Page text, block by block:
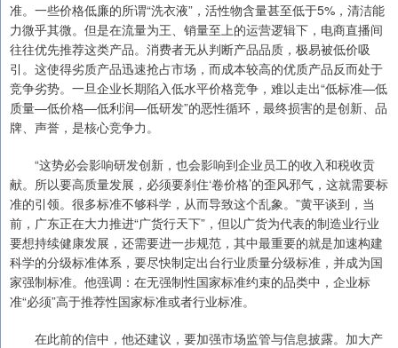
准。一些价格低廉的所谓“洗衣液”，活性物含量甚至低于5%，清洁能
力微乎其微。但是在流量为王、销量至上的运营逻辑下，电商直播间
往往优先推荐这类产品。消费者无从判断产品品质，极易被低价吸
引。这使得劣质产品迅速抢占市场，而成本较高的优质产品反而处于
竞争劣势。一旦企业长期陷入低水平价格竞争，难以走出“低标准—低
质量—低价格—低利润—低研发”的恶性循环，最终损害的是创新、品
牌、声誉，是核心竞争力。
“这势必会影响研发创新，也会影响到企业员工的收入和税收贡
献。所以要高质量发展，必须要刹住‘卷价格’的歪风邪气，这就需要标
准的引领。很多标准不够科学，从而导致这个乱象。”黄平谈到，当
前，广东正在大力推进“广货行天下”，但以广货为代表的制造业行业
要想持续健康发展，还需要进一步规范，其中最重要的就是加速构建
科学的分级标准体系，要尽快制定出台行业质量分级标准，并成为国
家强制标准。他强调：在无强制性国家标准约束的品类中，企业标
准“必须”高于推荐性国家标准或者行业标准。
在此前的信中，他还建议，要加强市场监管与信息披露。加大产